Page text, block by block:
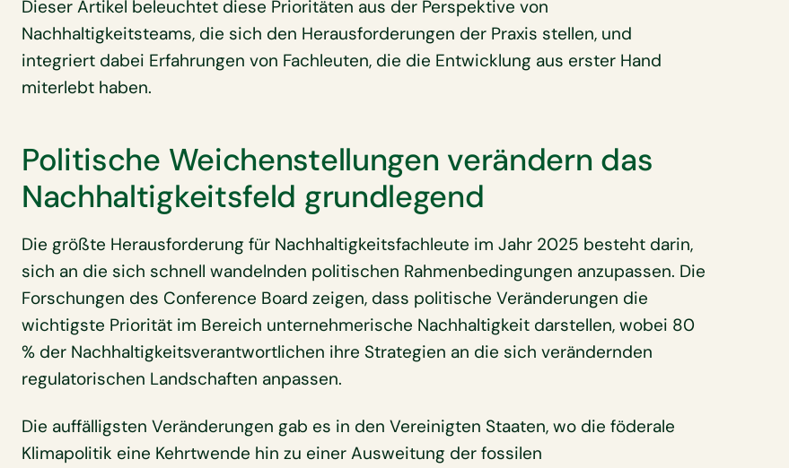
Dieser Artikel beleuchtet diese Prioritäten aus der Perspektive von
Nachhaltigkeitsteams, die sich den Herausforderungen der Praxis stellen, und
integriert dabei Erfahrungen von Fachleuten, die die Entwicklung aus erster Hand
miterlebt haben.
Politische Weichenstellungen verändern das
Nachhaltigkeits­feld grundlegend
Die größte Herausforderung für Nachhaltigkeitsfachleute im Jahr 2025 besteht darin,
sich an die sich schnell wandelnden politischen Rahmenbedingungen anzupassen. Die
Forschungen des Conference Board zeigen, dass politische Veränderungen die
wichtigste Priorität im Bereich unternehmerische Nachhaltigkeit darstellen, wobei 80
% der Nachhaltigkeitsverantwortlichen ihre Strategien an die sich verändernden
regulatorischen Landschaften anpassen.
Die auffälligsten Veränderungen gab es in den Vereinigten Staaten, wo die föderale
Klimapolitik eine Kehrtwende hin zu einer Ausweitung der fossilen